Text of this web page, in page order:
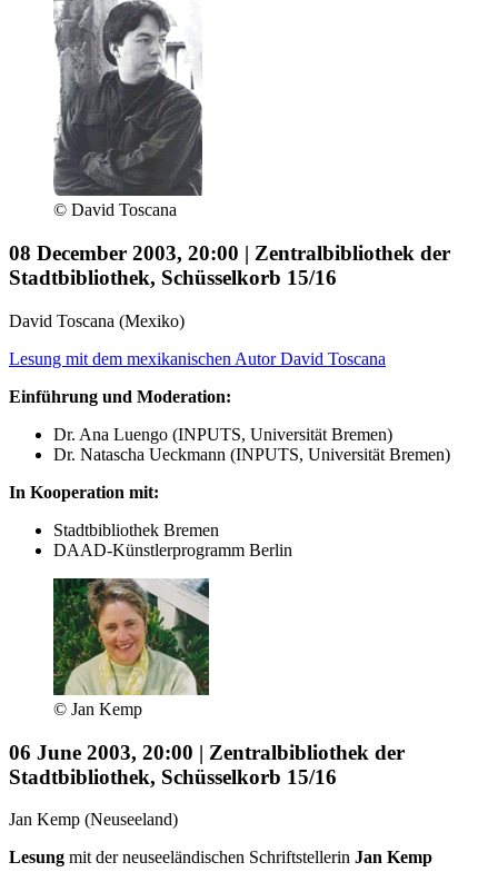
© David Toscana
08 December 2003, 20:00 | Zentralbibliothek der
Stadtbibliothek, Schüsselkorb 15/16
David Toscana (Mexiko)
Lesung mit dem mexikanischen Autor David Toscana
Einführung und Moderation:
Dr. Ana Luengo (INPUTS, Universität Bremen)
Dr. Natascha Ueckmann (INPUTS, Universität Bremen)
In Kooperation mit:
Stadtbibliothek Bremen
DAAD-Künstlerprogramm Berlin
© Jan Kemp
06 June 2003, 20:00 | Zentralbibliothek der
Stadtbibliothek, Schüsselkorb 15/16
Jan Kemp (Neuseeland)
Lesung mit der neuseeländischen Schriftstellerin Jan Kemp